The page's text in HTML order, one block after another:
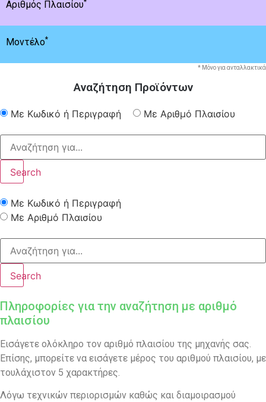
Αριθμός Πλαισίου*
Μοντέλο*
* Μόνο για ανταλλακτικά
Αναζήτηση Προϊόντων
Με Κωδικό ή Περιγραφή Με Αριθμό Πλαισίου
Search
Με Κωδικό ή Περιγραφή
Με Αριθμό Πλαισίου
Search
Πληροφορίες για την αναζήτηση με αριθμό
πλαισίου
Εισάγετε ολόκληρο τον αριθμό πλαισίου της μηχανής σας.
Επίσης, μπορείτε να εισάγετε μέρος του αριθμού πλαισίου, με
τουλάχιστον 5 χαρακτήρες.
Λόγω τεχνικών περιορισμών καθώς και διαμοιρασμού